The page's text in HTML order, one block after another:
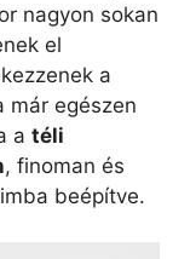
nagyon sokan
el
a
már egészen
a téli
, finoman és
beépítve.